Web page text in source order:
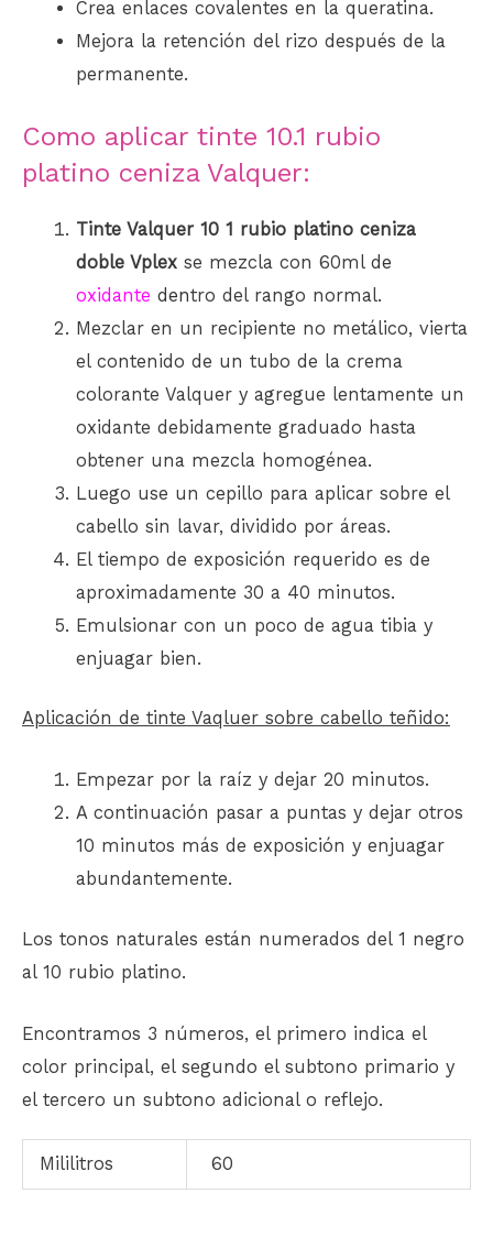
Crea enlaces covalentes en la queratina.
Mejora la retención del rizo después de la
permanente.
Como aplicar tinte 10.1 rubio
platino ceniza Valquer:
Tinte Valquer 10 1 rubio platino ceniza
doble Vplex se mezcla con 60mlde
oxidante dentro del rango normal.
Mezclar en un recipiente no metálico, vierta
el contenido de un tubo de la crema
colorante Valquer y agregue lentamente un
oxidante debidamente graduado hasta
obtener una mezcla homogénea.
Luego use un cepillo para aplicar sobre el
cabello sin lavar, dividido por áreas.
El tiempo de exposición requerido es de
aproximadamente 30 a 40 minutos.
Emulsionar con un poco de agua tibia y
enjuagar bien.
Aplicación de tinte Vaqluer sobre cabello teñido:
Empezar por la raíz y dejar 20 minutos.
A continuación pasar a puntas y dejar otros
10 minutos más de exposición y enjuagar
abundantemente.
Los tonos naturales están numerados del 1 negro
al 10 rubio platino.
Encontramos 3 números, el primero indica el
color principal, el segundo el subtono primario y
el tercero un subtono adicional o reflejo.
Mililitros 60